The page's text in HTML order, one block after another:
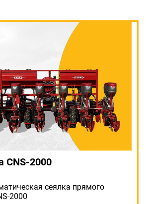
CNS-2000
сеялка прямого
2000